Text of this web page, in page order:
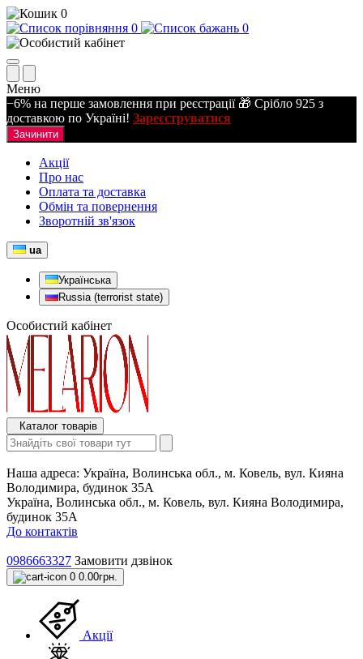
0
0
0
Меню
−6% на перше замовлення при реєстрації 🎁 Срібло 925 з
доставкою по Україні! Зареєструватися
Зачинити
Акції
Про нас
Оплата та доставка
Обмін та повернення
Зворотній зв'язок
ua
Українська
Russia (terrorist state)
Особистий кабінет
Каталог товарів
Наша адреса: Україна, Волинська обл., м. Ковель, вул. Кияна
Володимира, будинок 35А
Україна, Волинська обл., м. Ковель, вул. Кияна Володимира,
будинок 35А
До контактів
0986663327 Замовити дзвінок
0 0.00грн.
Акції